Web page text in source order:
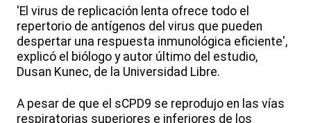
'El virus de replicación lenta ofrece todo el
repertorio de antígenos del virus que pueden
despertar una respuesta inmunológica eficiente',
explicó el biólogo y autor último del estudio,
Dusan Kunec, de la Universidad Libre.
A pesar de que el sCPD9 se reprodujo en las vías
respiratorias superiores e inferiores de los